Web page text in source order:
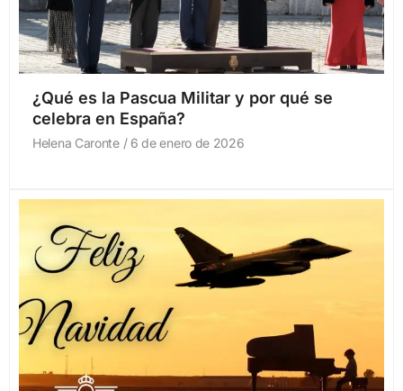
¿Qué es la Pascua Militar y por qué se
celebra en España?
Helena Caronte 6 de enero de 2026